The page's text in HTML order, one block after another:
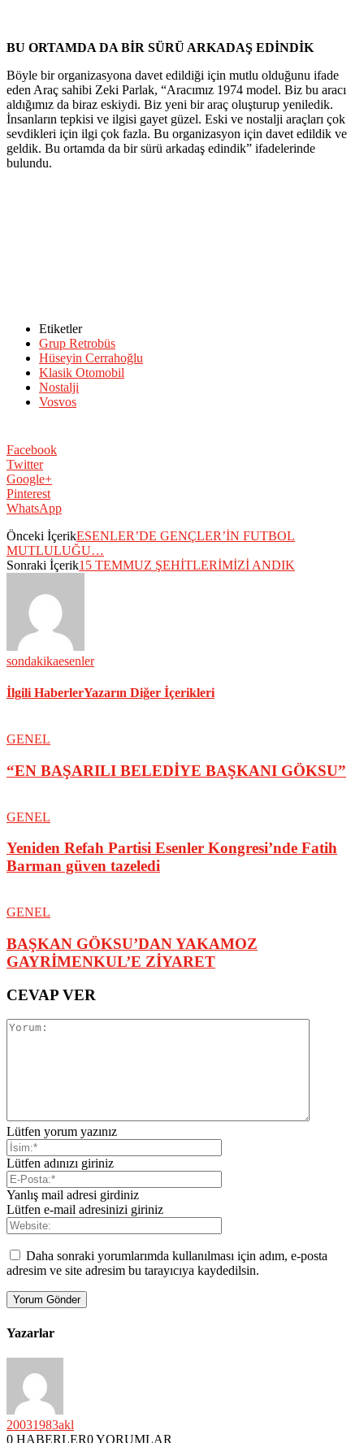
BU ORTAMDA DA BİR SÜRÜ ARKADAŞ EDİNDİK
Böyle bir organizasyona davet edildiği için mutlu olduğunu ifade
eden Araç sahibi Zeki Parlak, “Aracımız 1974 model. Biz bu aracı
aldığımız da biraz eskiydi. Biz yeni bir araç oluşturup yeniledik.
İnsanların tepkisi ve ilgisi gayet güzel. Eski ve nostalji araçları çok
sevdikleri için ilgi çok fazla. Bu organizasyon için davet edildik ve
geldik. Bu ortamda da bir sürü arkadaş edindik” ifadelerinde
bulundu.
Etiketler
Grup Retrobüs
Hüseyin Cerrahoğlu
Klasik Otomobil
Nostalji
Vosvos
Facebook
Twitter
Google+
Pinterest
WhatsApp
Önceki İçerikESENLER’DE GENÇLER’İN FUTBOL
MUTLULUĞU…
Sonraki İçerik15 TEMMUZ ŞEHİTLERİMİZİ ANDIK
sondakikaesenler
İlgili HaberlerYazarın Diğer İçerikleri
GENEL
“EN BAŞARILI BELEDİYE BAŞKANI GÖKSU”
GENEL
Yeniden Refah Partisi Esenler Kongresi’nde Fatih
Barman güven tazeledi
GENEL
BAŞKAN GÖKSU’DAN YAKAMOZ
GAYRİMENKUL’E ZİYARET
CEVAP VER
Lütfen yorum yazınız
Lütfen adınızı giriniz
Yanlış mail adresi girdiniz
Lütfen e-mail adresinizi giriniz
Daha sonraki yorumlarımda kullanılması için adım, e-posta
adresim ve site adresim bu tarayıcıya kaydedilsin.
Yazarlar
20031983akl
0 HABERLER0 YORUMLAR